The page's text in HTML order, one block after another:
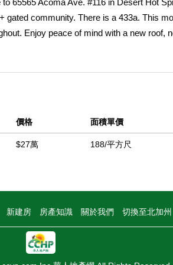
65565 Acoma Ave. #116 in Desert Hot
gated community. There is a 433a. This
Enjoy peace of mind with a new roof,
retreat, this home offers comfort, style,
價格 面積單價
$27萬 188/平方尺
新建房 房產知識 關於我們 切換至北加州